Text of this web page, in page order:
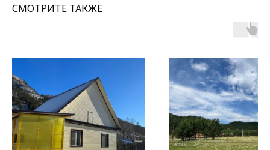
СМОТРИТЕ ТАКЖЕ